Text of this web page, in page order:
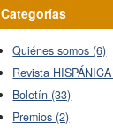
Categorías
Quiénes somos (6)
Revista
Boletín (33)
Premios (2)